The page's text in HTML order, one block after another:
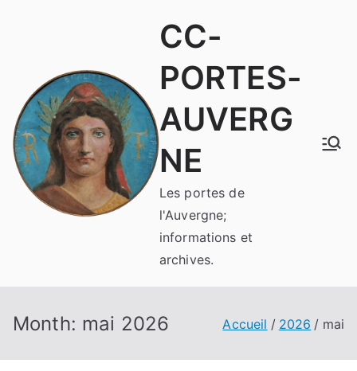
CC-
PORTES-
AUVERG
NE
Les portes de
l'Auvergne;
informations et
archives.
Month: mai 2026 Accueil 2026 mai